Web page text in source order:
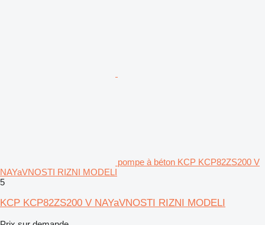
pompe à béton KCP KCP82ZS200 V
NAYaVNOSTI RIZNI MODELI
5
KCP KCP82ZS200 V NAYaVNOSTI RIZNI MODELI